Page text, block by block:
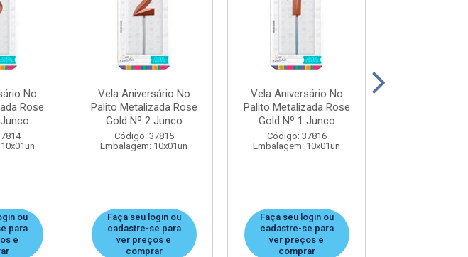
No
Rose
ou
para
e
Vela Aniversário No
Palito Metalizada Rose
Gold Nº 2 Junco
Código: 37815
Embalagem: 10x01un
Faça seu login ou
cadastre-se para
ver preços e
comprar
Vela Aniversário No
Palito Metalizada Rose
Gold Nº 1 Junco
Código: 37816
Embalagem: 10x01un
Faça seu login ou
cadastre-se para
ver preços e
comprar